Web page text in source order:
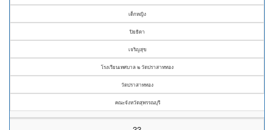
เด็กหญิง
ปิยธิดา
เจริญสุข
โรงเรียนเทศบาล ๒ วัดปราสาททอง
วัดปราสาททอง
คณะจังหวัดสุพรรณบุรี